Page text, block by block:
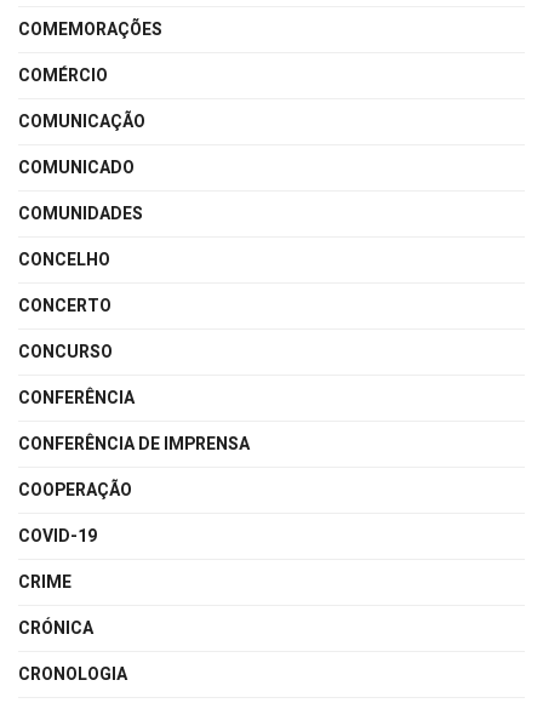
COMEMORAÇÕES
COMÉRCIO
COMUNICAÇÃO
COMUNICADO
COMUNIDADES
CONCELHO
CONCERTO
CONCURSO
CONFERÊNCIA
CONFERÊNCIA DE IMPRENSA
COOPERAÇÃO
COVID-19
CRIME
CRÓNICA
CRONOLOGIA